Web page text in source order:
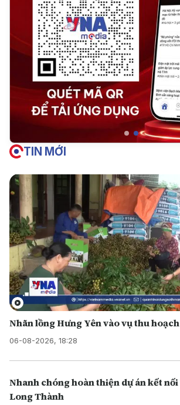
TIN MỚI
Nhãn lồng Hưng Yên vào vụ thu hoạch
06-08-2026, 18:28
Nhanh chóng hoàn thiện dự án kết
Long Thành